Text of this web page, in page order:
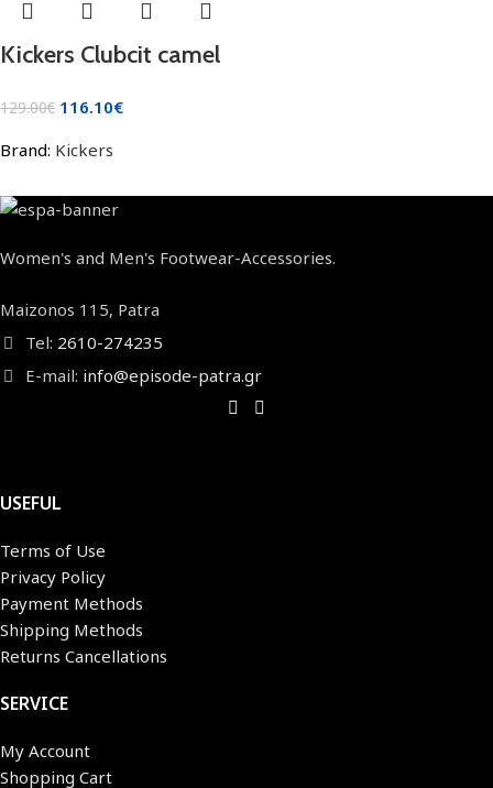
Kickers Clubcit camel
129.00€ 116.10€
Brand: Kickers
Women's and Men's Footwear-Accessories.
Maizonos 115, Patra
Tel: 2610-274235
E-mail: info@episode-patra.gr
USEFUL
Terms of Use
Privacy Policy
Payment Methods
Shipping Methods
Returns Cancellations
SERVICE
My Account
Shopping Cart